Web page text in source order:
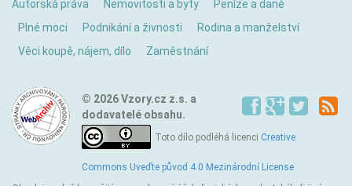
Autorská práva Nemovitosti a byty
Peníze a daně
Plné moci
Podnikání a živnosti
Rodina a manželství
Věci koupě, nájem, dílo
Zaměstnání
© 2026 Vzory.cz z.s. a
dodavatelé obsahu.
Toto dílo podléhá licenci Creative
Commons Uveďte původ 4.0 Mezinárodní License